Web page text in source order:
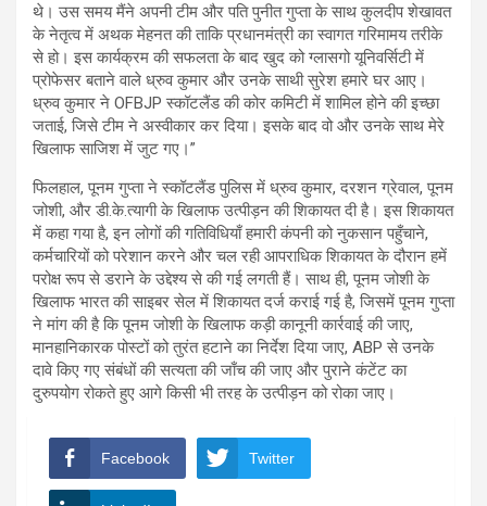
थे। उस समय मैंने अपनी टीम और पति पुनीत गुप्ता के साथ कुलदीप शेखावत
के नेतृत्व में अथक मेहनत की ताकि प्रधानमंत्री का स्वागत गरिमामय तरीके
से हो। इस कार्यक्रम की सफलता के बाद खुद को ग्लासगो यूनिवर्सिटी में
प्रोफेसर बताने वाले ध्रुव कुमार और उनके साथी सुरेश हमारे घर आए।
ध्रुव कुमार ने OFBJP स्कॉटलैंड की कोर कमिटी में शामिल होने की इच्छा
जताई, जिसे टीम ने अस्वीकार कर दिया। इसके बाद वो और उनके साथ मेरे
खिलाफ साजिश में जुट गए।”
फिलहाल, पूनम गुप्ता ने स्कॉटलैंड पुलिस में ध्रुव कुमार, दरशन ग्रेवाल, पूनम
जोशी, और डी.के.त्यागी के खिलाफ उत्पीड़न की शिकायत दी है। इस शिकायत
में कहा गया है, इन लोगों की गतिविधियाँ हमारी कंपनी को नुकसान पहुँचाने,
कर्मचारियों को परेशान करने और चल रही आपराधिक शिकायत के दौरान हमें
परोक्ष रूप से डराने के उद्देश्य से की गई लगती हैं। साथ ही, पूनम जोशी के
खिलाफ भारत की साइबर सेल में शिकायत दर्ज कराई गई है, जिसमें पूनम गुप्ता
ने मांग की है कि पूनम जोशी के खिलाफ कड़ी कानूनी कार्रवाई की जाए,
मानहानिकारक पोस्टों को तुरंत हटाने का निर्देश दिया जाए, ABP से उनके
दावे किए गए संबंधों की सत्यता की जाँच की जाए और पुराने कंटेंट का
दुरुपयोग रोकते हुए आगे किसी भी तरह के उत्पीड़न को रोका जाए।
Facebook Twitter